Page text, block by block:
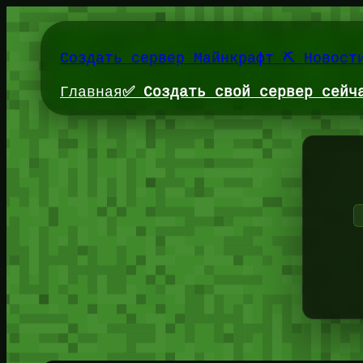
Перейти
содержимомуСоздать сервер Майнкрафт ⛏️
Главная✅ Создать свой сервер